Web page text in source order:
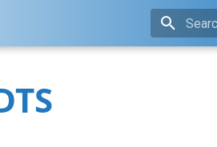
Type